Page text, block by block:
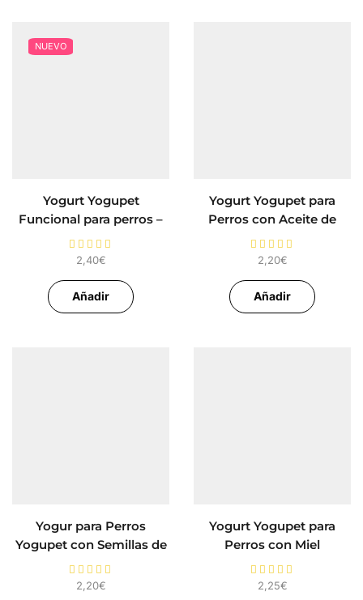
NUEVO
Yogurt Yogupet
Funcional para perros –
Flamapet
2,40€
Añadir
Yogurt Yogupet para
Perros con Aceite de
Oliva
2,20€
Añadir
Yogur para Perros
Yogupet con Semillas de
Chía
2,20€
Yogurt Yogupet para
Perros con Miel
2,25€